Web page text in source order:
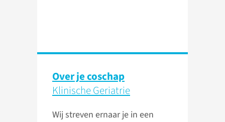
Over je coschap
Klinische Geriatrie
Wij streven ernaar je in een